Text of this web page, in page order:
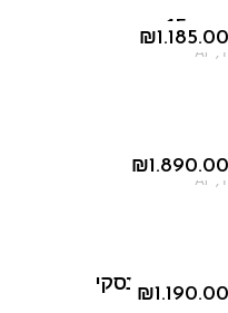
₪
15
,
AF
₪
האוזנר
,
AF
₪
זבוטינסקי